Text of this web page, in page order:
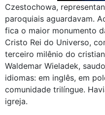
Czestochowa,
paroquiais aguardavam.
fica o maior monumento
Cristo Rei do Universo,
terceiro milênio do
Waldemar Wieladek,
idiomas: em inglês, em
comunidade trilíngue.
igreja.